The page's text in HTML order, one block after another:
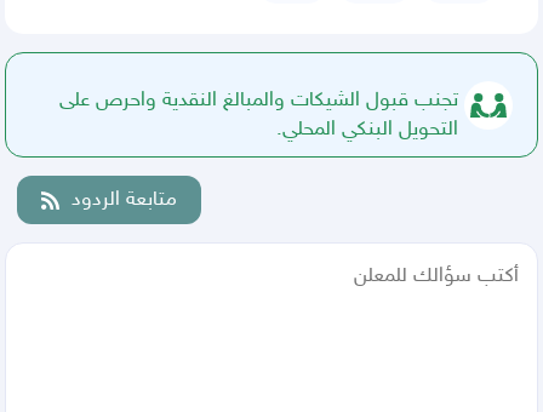
تجنب قبول الشيكات والمبالغ النقدية واحرص على
التحويل البنكي المحلي.
متابعة الردود